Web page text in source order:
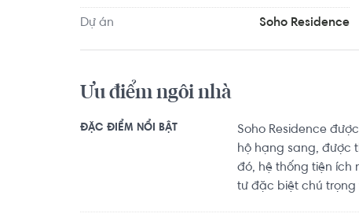
khoảng 8.2km, F5 Gym And Fitness Center
đầy đủ các tiện ích về y tế, giáo dục và giải trí.
Dự án Soho Residence
Ưu điểm ngôi nhà
ĐẶC ĐIỂM NỔI BẬT
Soho Residence
hộ hạng sang, được
đó, hệ thống tiện ích
tư đặc biệt chú